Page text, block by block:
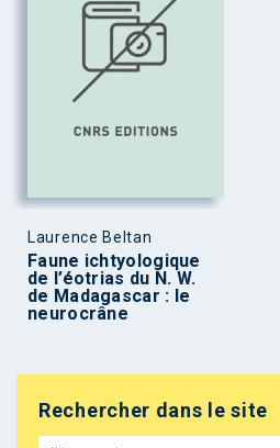
Laurence Beltan
Faune ichtyologique
de l’éotrias du N. W.
de Madagascar : le
neurocrâne
Rechercher dans le site